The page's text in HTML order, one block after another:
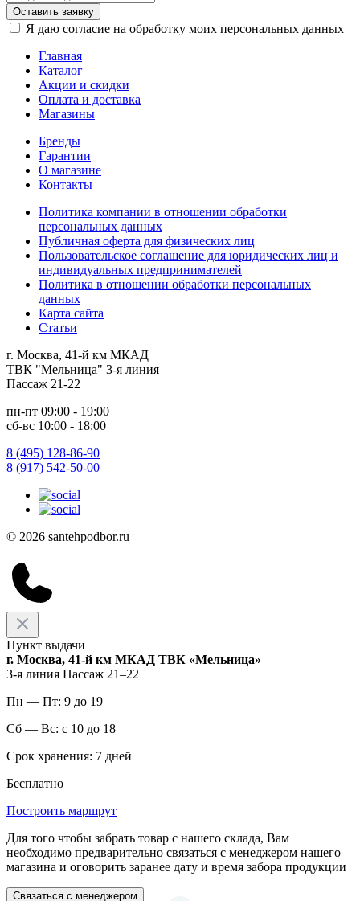
Оставить заявку
Я даю согласие на обработку моих персональных данных
Главная
Каталог
Акции и скидки
Оплата и доставка
Магазины
Бренды
Гарантии
О магазине
Контакты
Политика компании в отношении обработки
персональных данных
Публичная оферта для физических лиц
Пользовательское соглашение для юридических лиц и
индивидуальных предпринимателей
Политика в отношении обработки персональных
данных
Карта сайта
Статьи
г. Москва, 41-й км МКАД
ТВК "Мельница" 3-я линия
Пассаж 21-22
пн-пт 09:00 - 19:00
сб-вс 10:00 - 18:00
8 (495) 128-86-90
8 (917) 542-50-00
© 2026 santehpodbor.ru
Пункт выдачи
г. Москва, 41-й км МКАД ТВК «Мельница»
3-я линия Пассаж 21–22
Пн — Пт: 9 до 19
Сб — Вс: с 10 до 18
Срок хранения: 7 дней
Бесплатно
Построить маршрут
Для того чтобы забрать товар с нашего склада, Вам
необходимо предварительно связаться с менеджером нашего
магазина и оговорить заранее дату и время забора продукции
Связаться с менеджером